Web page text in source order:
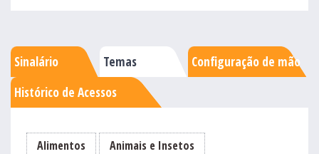
Sinalário Temas
Configuração de mão
Histórico de Acessos
Alimentos Animais e Insetos